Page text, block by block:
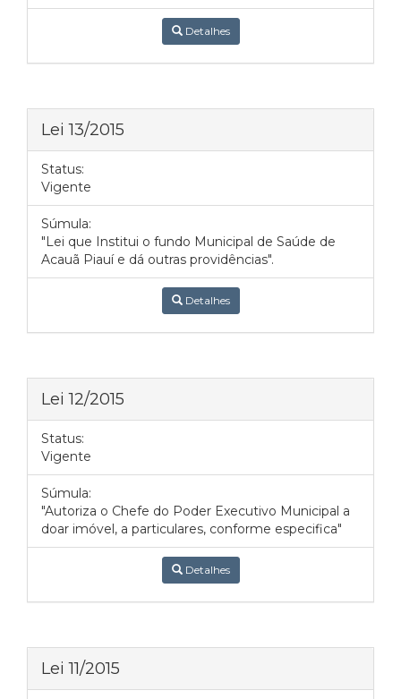
Detalhes
Lei 13/2015
Status:
Vigente
Súmula:
"Lei que Institui o fundo Municipal de Saúde de
Acauã Piauí e dá outras providências".
Detalhes
Lei 12/2015
Status:
Vigente
Súmula:
"Autoriza o Chefe do Poder Executivo Municipal a
doar imóvel, a particulares, conforme especifica"
Detalhes
Lei 11/2015